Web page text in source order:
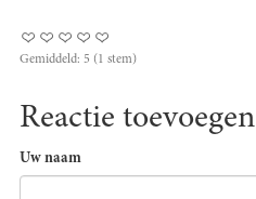
Gemiddeld: 5 (1 stem)
Reactie toevoegen
Uw naam